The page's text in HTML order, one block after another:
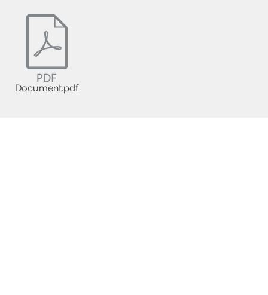
Document.pdf